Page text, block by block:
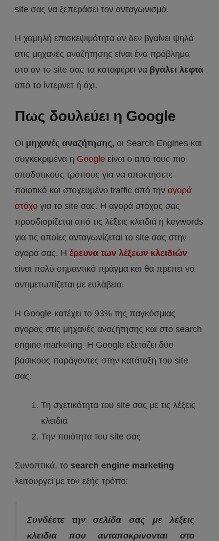
site σας να ξεπεράσει τον ανταγωνισμό.
Η χαμηλή επισκεψιμότητα αν δεν βγαίνει ψηλά
στις μηχανές αναζήτησης είναι ένα πρόβλημα
στο αν το site σας τα καταφέρει να βγάλει λεφτά
από το ίντερνετ ή όχι.
Πως δουλεύει η Google
Οι μηχανές αναζήτησης, οι Search Engines και
συγκεκριμένα η Google είναι ο από τους πιο
αποδοτικούς τρόπους για να αποκτήσετε
ποιοτικό και στοχευμένο traffic από την αγορά
στόχο για το site σας. Η αγορά στόχος σας
προσδιορίζεται από τις λέξεις κλειδιά ή keywords
για τις οποίες ανταγωνίζεται το site σας στην
αγορά σας. Η έρευνα των λέξεων κλειδιών
είναι πολύ σημαντικό πράγμα και θα πρέπει να
αντιμετωπίζεται με ευλάβεια.
Η Google κατέχει το 93% της παγκόσμιας
αγοράς στις μηχανές αναζήτησης και στο search
engine marketing. Η Google εξετάζει δύο
βασικούς παράγοντες στην κατάταξη του site
σας:
Τη σχετικότητα του site σας με τις λέξεις
κλειδιά
Την ποιότητα του site σας
Συνοπτικά, το search engine marketing
λειτουργεί με τον εξής τρόπο:
Συνδέετε την σελίδα σας με λέξεις
κλειδιά που ανταποκρίνονται στο